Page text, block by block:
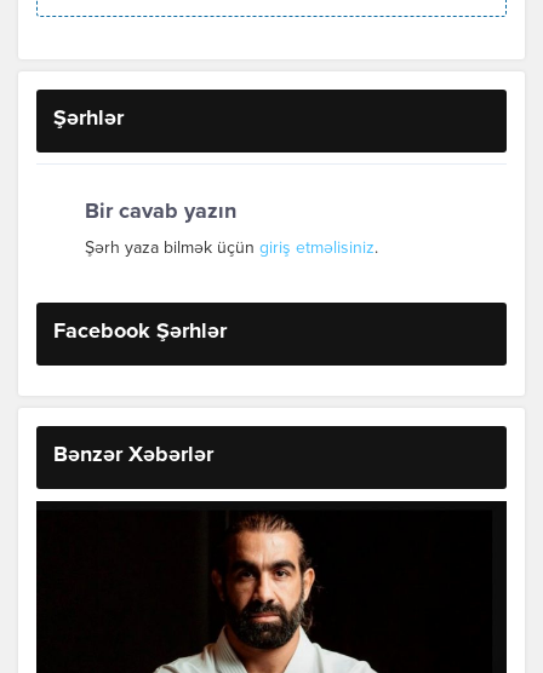
Şərhlər
Bir cavab yazın
Şərh yaza bilmək üçün giriş etməlisiniz.
Facebook Şərhlər
Bənzər Xəbərlər